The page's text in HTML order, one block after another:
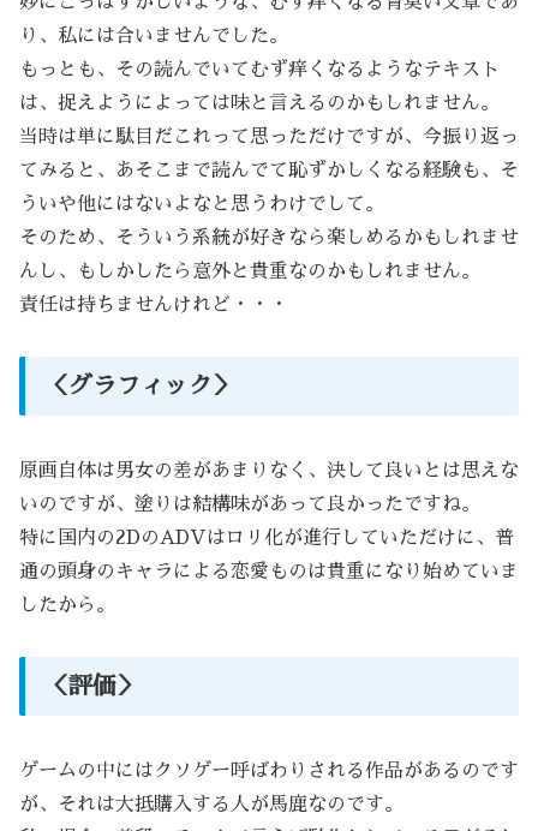
り、私には合いませんでした。
もっとも、その読んでいてむず痒くなるようなテキスト
は、捉えようによっては味と言えるのかもしれません。
当時は単に駄目だこれって思っただけですが、今振り返っ
てみると、あそこまで読んでて恥ずかしくなる経験も、そ
ういや他にはないよなと思うわけでして。
そのため、そういう系統が好きなら楽しめるかもしれませ
んし、もしかしたら意外と貴重なのかもしれません。
責任は持ちませんけれど・・・
＜グラフィック＞
原画自体は男女の差があまりなく、決して良いとは思えな
いのですが、塗りは結構味があって良かったですね。
特に国内の2DのADVはロリ化が進行していただけに、普
通の頭身のキャラによる恋愛ものは貴重になり始めていま
したから。
＜評価＞
ゲームの中にはクソゲー呼ばわりされる作品があるのです
が、それは大抵購入する人が馬鹿なのです。